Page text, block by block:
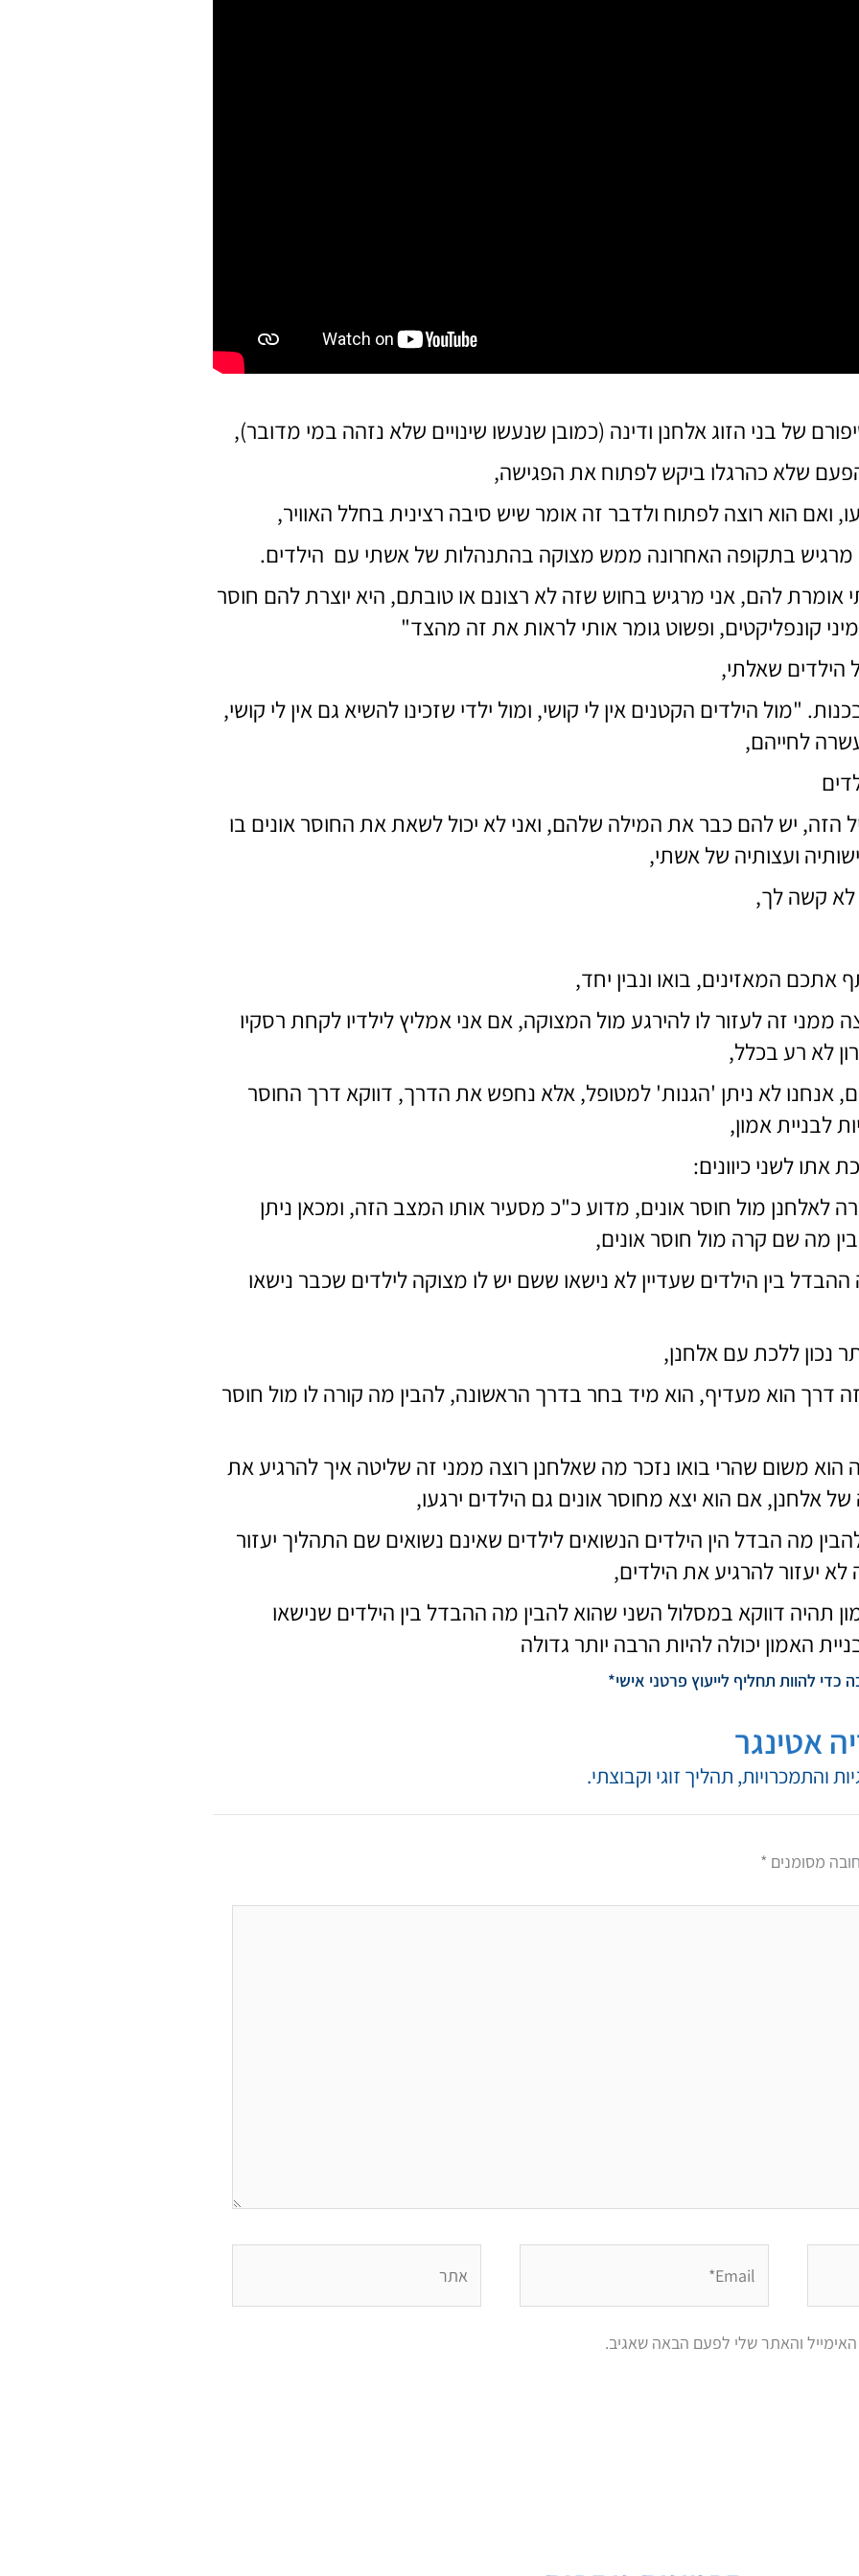
של בני הזוג אלחנן ודינה (כמובן שנעשו שינויים שלא נזהה במי מדובר),
שלא כהרגלו ביקש לפתוח את הפגישה,
ואם הוא רוצה לפתוח ולדבר זה אומר שיש סיבה רצינית בחלל האוויר,
בתקופה האחרונה ממש מצוקה בהתנהלות של אשתי עם הילדים.
אומרת להם, אני מרגיש בחוש שזה לא רצונם או טובתם, היא יוצרת להם חוסר
קונפליקטים, ופשוט גומר אותי לראות את זה מהצד"
הילדים שאלתי,
"מול הילדים הקטנים אין לי קושי, ומול ילדי שזכינו להשיא גם אין לי קושי,
לחייהם,
הזה, יש להם כבר את המילה שלהם, ואני לא יכול לשאת את החוסר אונים בו
ועצותיה של אשתי,
לא קשה לך,
המאזינים, בואו ונבין יחד,
ממני זה לעזור לו להירגע מול המצוקה, אם אני אמליץ לילדיו לקחת רסקיו
לא רע בכלל,
אנחנו לא ניתן 'הגנות' למטופל, אלא נחפש את הדרך, דווקא דרך החוסר
לבניית אמון,
אתו לשני כיוונים:
לאלחנן מול חוסר אונים, מדוע כ"כ מסעיר אותו המצב הזה, ומכאן ניתן
מה שם קרה מול חוסר אונים,
בין הילדים שעדיין לא נישאו ששם יש לו מצוקה לילדים שכבר נישאו
נכון ללכת עם אלחנן,
דרך הוא מעדיף, הוא מיד בחר בדרך הראשונה, להבין מה קורה לו מול חוסר
משום שהרי בואו נזכר מה שאלחנן רוצה ממני זה שליטה איך להרגיע את
אלחנן, אם הוא יצא מחוסר אונים גם הילדים ירגעו,
מה הבדל הין הילדים הנשואים לילדים שאינם נשואים שם התהליך יעזור
לא יעזור להרגיע את הילדים,
תהיה דווקא במסלול השני שהוא להבין מה ההבדל בין הילדים שנישאו
האמון יכולה להיות הרבה יותר גדולה
להוות תחליף לייעוץ פרטני אישי*
אטינגר
והתמכרויות, תהליך זוגי וקבוצתי.
מסומנים *
והאתר שלי לפעם הבאה שאגיב.